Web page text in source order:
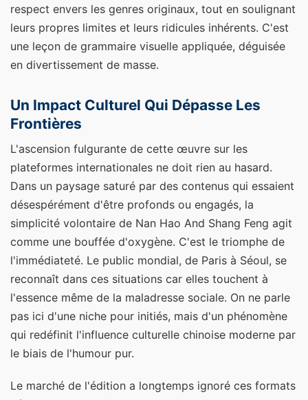
respect envers les genres originaux, tout en soulignant
leurs propres limites et leurs ridicules inhérents. C'est
une leçon de grammaire visuelle appliquée, déguisée
en divertissement de masse.
Un Impact Culturel Qui Dépasse Les
Frontières
L'ascension fulgurante de cette œuvre sur les
plateformes internationales ne doit rien au hasard.
Dans un paysage saturé par des contenus qui essaient
désespérément d'être profonds ou engagés, la
simplicité volontaire de Nan Hao And Shang Feng agit
comme une bouffée d'oxygène. C'est le triomphe de
l'immédiateté. Le public mondial, de Paris à Séoul, se
reconnaît dans ces situations car elles touchent à
l'essence même de la maladresse sociale. On ne parle
pas ici d'une niche pour initiés, mais d'un phénomène
qui redéfinit l'influence culturelle chinoise moderne par
le biais de l'humour pur.
Le marché de l'édition a longtemps ignoré ces formats